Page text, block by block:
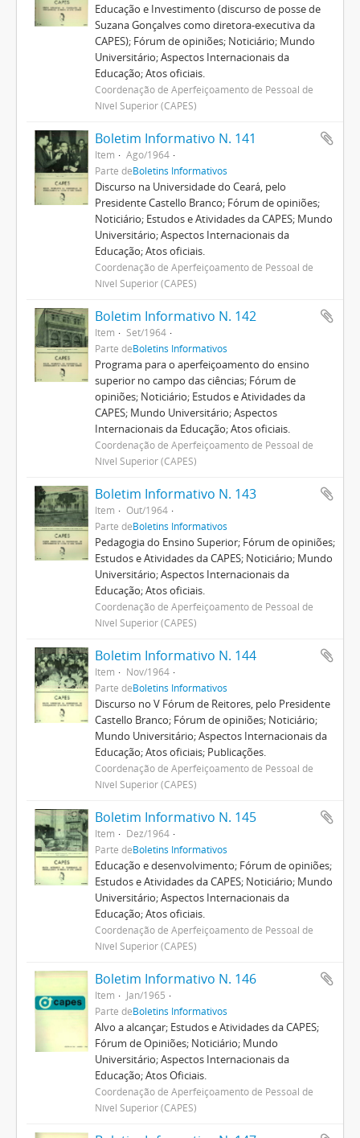
Educação e Investimento (discurso de posse de
Suzana Gonçalves como diretora-executiva da
CAPES); Fórum de opiniões; Noticiário; Mundo
Universitário; Aspectos Internacionais da
Educação; Atos oficiais.
Coordenação de Aperfeiçoamento de Pessoal de
Nível Superior (CAPES)
Boletim Informativo N. 141
Item
Ago/1964
Parte deBoletins Informativos
Discurso na Universidade do Ceará, pelo
Presidente Castello Branco; Fórum de opiniões;
Noticiário; Estudos e Atividades da CAPES; Mundo
Universitário; Aspectos Internacionais da
Educação; Atos oficiais.
Coordenação de Aperfeiçoamento de Pessoal de
Nível Superior (CAPES)
Boletim Informativo N. 142
Item
Set/1964
Parte deBoletins Informativos
Programa para o aperfeiçoamento do ensino
superior no campo das ciências; Fórum de
opiniões; Noticiário; Estudos e Atividades da
CAPES; Mundo Universitário; Aspectos
Internacionais da Educação; Atos oficiais.
Coordenação de Aperfeiçoamento de Pessoal de
Nível Superior (CAPES)
Boletim Informativo N. 143
Item
Out/1964
Parte deBoletins Informativos
Pedagogia do Ensino Superior; Fórum de opiniões;
Estudos e Atividades da CAPES; Noticiário; Mundo
Universitário; Aspectos Internacionais da
Educação; Atos oficiais.
Coordenação de Aperfeiçoamento de Pessoal de
Nível Superior (CAPES)
Boletim Informativo N. 144
Item
Nov/1964
Parte deBoletins Informativos
Discurso no V Fórum de Reitores, pelo Presidente
Castello Branco; Fórum de opiniões; Noticiário;
Mundo Universitário; Aspectos Internacionais da
Educação; Atos oficiais; Publicações.
Coordenação de Aperfeiçoamento de Pessoal de
Nível Superior (CAPES)
Boletim Informativo N. 145
Item
Dez/1964
Parte deBoletins Informativos
Educação e desenvolvimento; Fórum de opiniões;
Estudos e Atividades da CAPES; Noticiário; Mundo
Universitário; Aspectos Internacionais da
Educação; Atos oficiais.
Coordenação de Aperfeiçoamento de Pessoal de
Nível Superior (CAPES)
Boletim Informativo N. 146
Item
Jan/1965
Parte deBoletins Informativos
Alvo a alcançar; Estudos e Atividades da CAPES;
Fórum de Opiniões; Noticiário; Mundo
Universitário; Aspectos Internacionais da
Educação; Atos Oficiais.
Coordenação de Aperfeiçoamento de Pessoal de
Nível Superior (CAPES)